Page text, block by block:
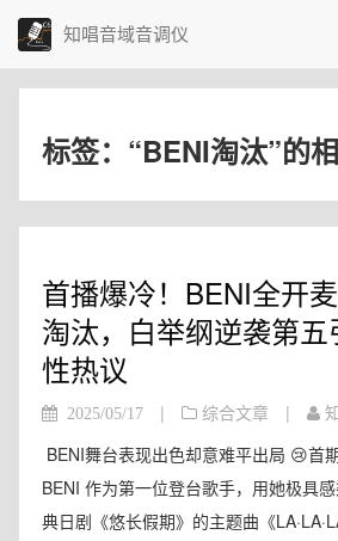
知唱音域音调仪
标签：“BENI淘汰”的
首播爆冷！BENI全开
淘汰，白举纲逆袭第
性热议
2025/05/17 | 综合文章 |
BENI舞台表现出色却意难平出局 😢首
BENI 作为第一位登台歌手，用她极具
典日剧《悠长假期》的主题曲《